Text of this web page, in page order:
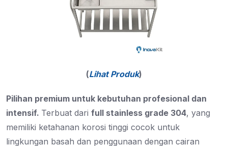
(Lihat Produk)
Pilihan premium untuk kebutuhan profesional dan
intensif. Terbuat dari full stainless grade 304, yang
memiliki ketahanan korosi tinggi cocok untuk
lingkungan basah dan penggunaan dengan cairan